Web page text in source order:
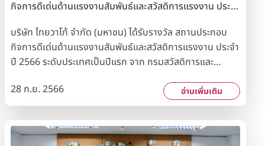
จำกัด (มหาชน) สนับสนุนค่าใช้จ่ายในการตรวจ และหากพบ
ร่องรอยของโรคก็จะเข้าสู่กระบวนการรักษาต่อไป
กิจการดีเด่นด้านแรงงานสัมพันธ์และสวัสดิการแรงงาน ประจำ
บริษัท ไทยวาโก้ จำกัด (มหาชน) ได้รับรางวัล สถานประกอบ
กิจการดีเด่นด้านแรงงานสัมพันธ์และสวัสดิการแรงงาน ประจำ
ปี 2566 ระดับประเทศเป็นปีแรก จาก กรมสวัสดิการและ
โก้ให้ความสำคัญกับพนักงาน มีการเสริมสร้างแรงงานสัมพันธ์
ที่ดี และมีความมั่นคงปลอดภัยในชีวิตการทำงาน
28 ก.ย. 2566 อ่านเพิ่มเติม